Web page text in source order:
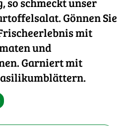
Gönnen Sie
mit
und
Garniert mit